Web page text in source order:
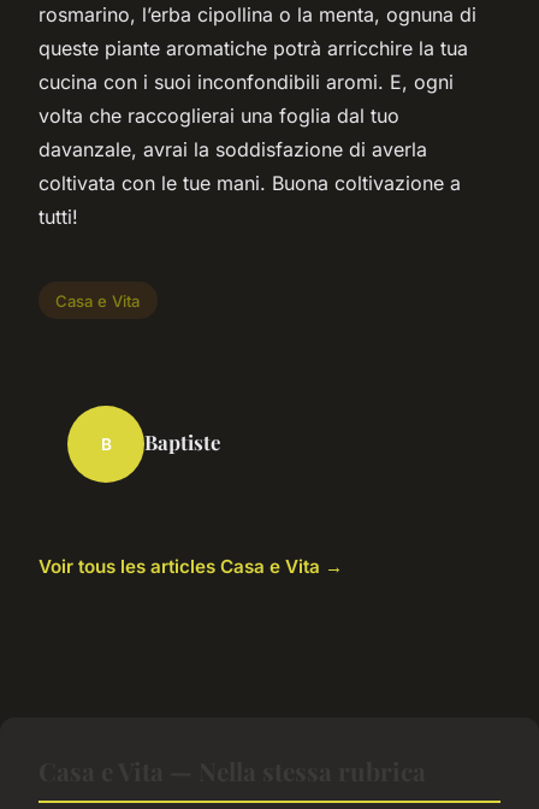
rosmarino, l’erba cipollina o la menta, ognuna di
queste piante aromatiche potrà arricchire la tua
cucina con i suoi inconfondibili aromi. E, ogni
volta che raccoglierai una foglia dal tuo
davanzale, avrai la soddisfazione di averla
coltivata con le tue mani. Buona coltivazione a
tutti!
Casa e Vita
B Baptiste
Voir tous les articles Casa e Vita →